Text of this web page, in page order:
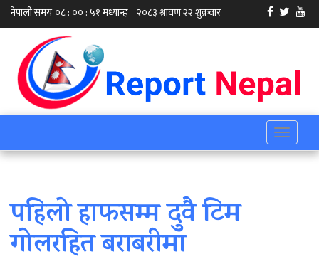
Toggle
पहिलो हाफसम्म दुवै टिम
गोलरहित बराबरीमा